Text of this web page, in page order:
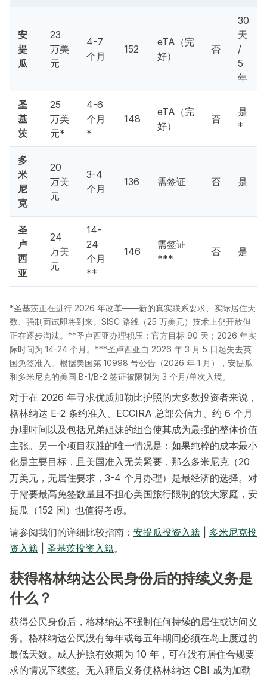
安
提
瓜
23
万美
元
4-7
个月
152
eTA（完
好）
否
30
天
/
5
年
圣
基
茨
25
万美
元*
4-6
个月
*
148
eTA（完
好）
否
是
*
多
米
尼
克
20
万美
元
3-4
个月
136 需签证 否 是
圣
卢
西
亚
24
万美
元
14-
24
个月
**
146
需签证
***
否 是
*圣基茨正在进行 2026 年改革——新的真实联系要求、实际居住天
数、强制面试即将到来。SISC 路线（25 万美元）技术上仍开放但
正在逐步淘汰。**圣卢西亚办理积压：官方目标 90 天；2026 年实
际时间为 14-24 个月。***圣卢西亚自 2026 年 3 月 5 日起失去英
国免签准入。根据美国第 10998 号公告（2026 年 1 月），安提瓜
和多米尼克的美国 B-1/B-2 签证被限制为 3 个月/单次入境。
对于在 2026 年寻求优质加勒比护照的大多数投资者来说，
格林纳达 E-2 条约准入、ECCIRA 总部公信力、约 6 个月
办理时间以及包括兄弟姐妹的组合使其成为最强的整体价值
主张。另一个项目获胜的唯一情况是：如果纯粹的成本最小
化是主要目标，且美国准入无关紧要，那么多米尼克（20
万美元，无居住要求，3-4 个月办理）是最经济的选择。对
于需要最高免签数量且不担心美国旅行限制的较大家庭，安
提瓜（152 国）也值得考虑。
请参阅我们的详细比较指南： 安提瓜投资入籍
多米尼克投
资入籍
圣基茨投资入籍。
获得格林纳达公民身份后的持续义务是
什么？
获得公民身份后，格林纳达不强制任何持续的居住或访问义
务。格林纳达公民没有每年或每五年期间必须在岛上度过的
最低天数。成人护照有效期为 10 年，可在没有居住合规要
求的情况下续签。无入籍后义务使格林纳达 CBI 成为加勒